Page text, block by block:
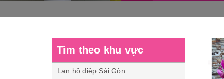
Tìm theo khu vực
Lan hồ điệp Sài Gòn